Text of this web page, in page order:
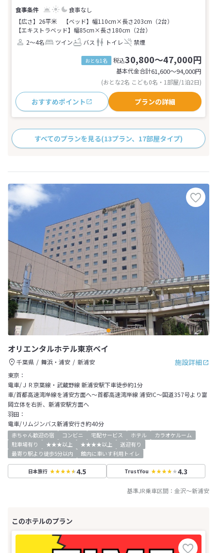
食事なし
【広さ】26平米
【ベッド】幅110cm×長さ203cm（2台）
【エキストラベッド】幅85cm×長さ180cm（2台）
2～4名
ツイン バス トイレ 禁煙
おとな1名 税込30,800～47,000円
基本代金合計61,600〜94,000円
(おとな2名 こども0名・1部屋/1泊2日)
おすすめポイント プランの詳細
すべてのプランを見る(13プラン、17部屋タイプ)
オリエンタルホテル東京ベイ
施設詳細
千葉県 舞浜・浦安
新浦安
東京：
電車/ＪＲ京葉線・武蔵野線 新浦安駅下車徒歩約1分
車/首都高速湾岸線を浦安方面へ～首都高速湾岸線 浦安IC～国道357号より富
岡立体を右折、新浦安駅方面へ
羽田：
電車/リムジンバス新浦安行き約40分
赤ちゃん歓迎の宿 コンビニ 宅配サービス ホテル
カラオケルーム
駐車場有り
★★★以上 ★★★★以上
送迎有り
最寄り駅より徒歩5分以内
館内に車いす利用トイレ
日本旅行 4.5 TrustYou 4.3
基準JR乗車区間： 金沢～新浦安